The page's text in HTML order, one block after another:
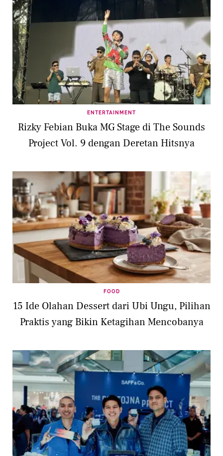
ENTERTAINMENT
Rizky Febian Buka MG Stage di The Sounds
Project Vol. 9 dengan Deretan Hitsnya
FOOD
15 Ide Olahan Dessert dari Ubi Ungu, Pilihan
Praktis yang Bikin Ketagihan Mencobanya